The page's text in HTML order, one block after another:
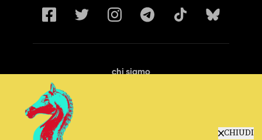
CHIUDI
chi siamo